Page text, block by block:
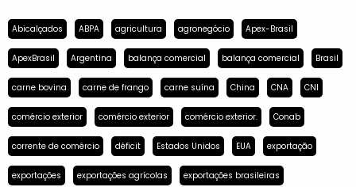
Abicalçados ABPA agricultura agronegócio Apex-Brasil
ApexBrasil Argentina balança comercial balança comercial Brasil
carne bovina carne de frango carne suína China CNA CNI
comércio exterior comércio exterior comércio exterior. Conab
corrente de comércio déficit Estados Unidos EUA exportação
exportações exportações agrícolas exportações brasileiras